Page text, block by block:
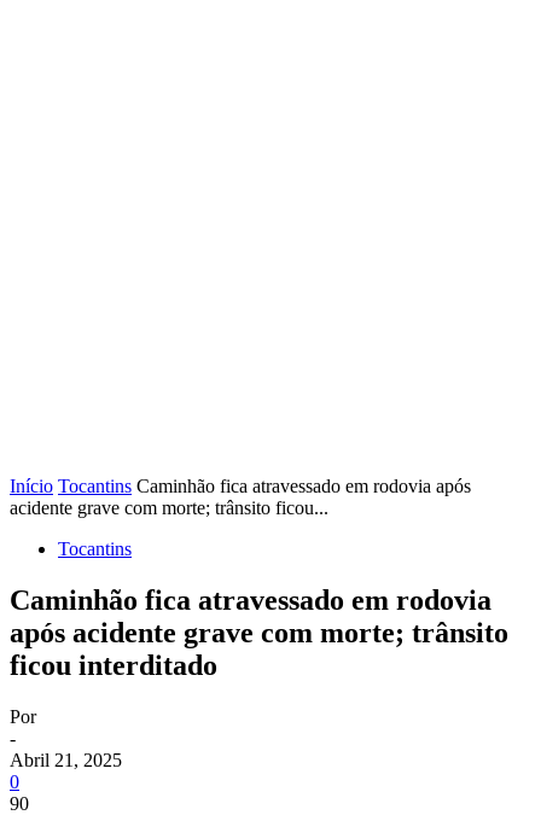
Início Tocantins Caminhão fica atravessado em rodovia após
acidente grave com morte; trânsito ficou...
Tocantins
Caminhão fica atravessado em rodovia
após acidente grave com morte; trânsito
ficou interditado
Por
-
Abril 21, 2025
0
90